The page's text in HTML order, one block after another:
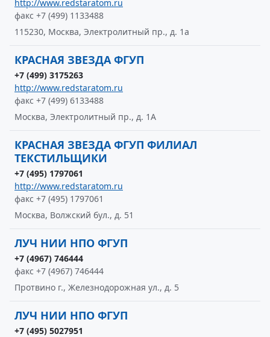
http://www.redstaratom.ru
факс +7 (499) 1133488
115230, Москва, Электролитный пр., д. 1а
КРАСНАЯ ЗВЕЗДА ФГУП
+7 (499) 3175263
http://www.redstaratom.ru
факс +7 (499) 6133488
Москва, Электролитный пр., д. 1А
КРАСНАЯ ЗВЕЗДА ФГУП ФИЛИАЛ
ТЕКСТИЛЬЩИКИ
+7 (495) 1797061
http://www.redstaratom.ru
факс +7 (495) 1797061
Москва, Волжский бул., д. 51
ЛУЧ НИИ НПО ФГУП
+7 (4967) 746444
факс +7 (4967) 746444
Протвино г., Железнодорожная ул., д. 5
ЛУЧ НИИ НПО ФГУП
+7 (495) 5027951